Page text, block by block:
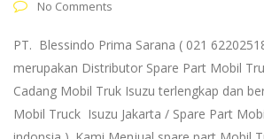
No Comments
PT. Blessindo Prima Sarana ( 021
merupakan Distributor Spare Part Mobil
Cadang Mobil Truk Isuzu terlengkap dan
Mobil Truck Isuzu Jakarta / Spare Part